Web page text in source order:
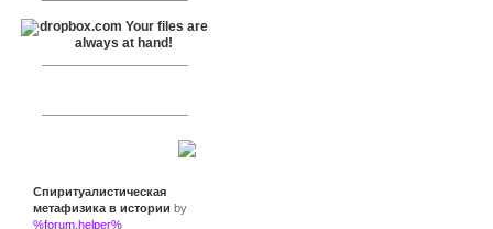
Спиритуалистическая
метафизика в истории by
%forum.helper%